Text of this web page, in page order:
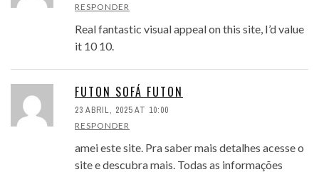
RESPONDER
Real fantastic visual appeal on this site, I’d value
it 10 10.
FUTON SOFÁ FUTON
23 ABRIL, 2025 AT 10:00
RESPONDER
amei este site. Pra saber mais detalhes acesse o
site e descubra mais. Todas as informações